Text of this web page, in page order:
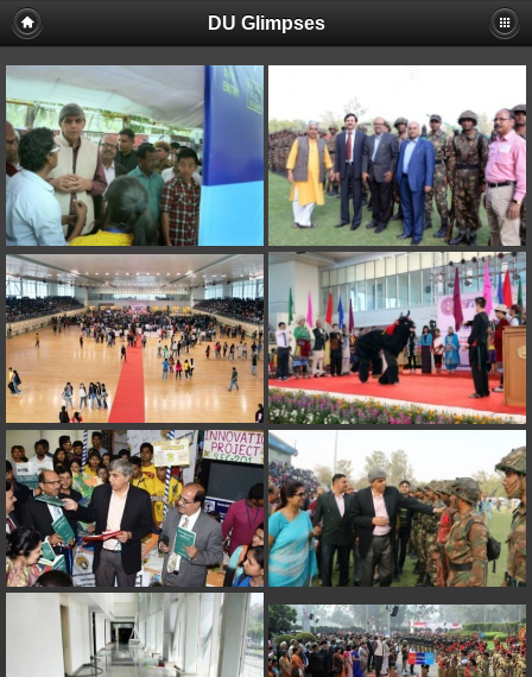
DU Glimpses